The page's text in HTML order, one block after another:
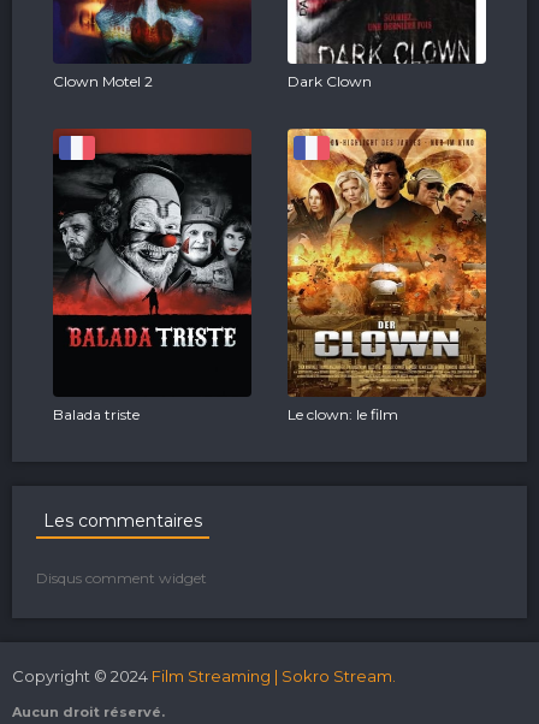
Clown Motel 2 Dark Clown
Balada triste Le clown: le film
Les commentaires
Disqus comment widget
Copyright © 2024 Film Streaming | Sokro Stream.
Aucun droit réservé.